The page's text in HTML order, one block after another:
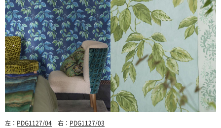
左： PDG1127/04 右： PDG1127/03